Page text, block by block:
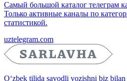
Самый большой каталог телеграм
Только активные каналы по
статистикой.
uztelegram.com
O‘zbek tilida savodli yozishni biz bilan